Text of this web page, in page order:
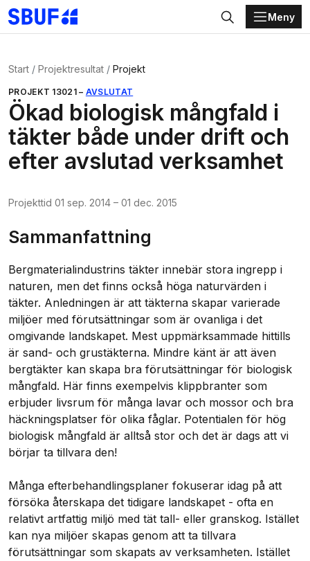
Gå direkt till huvudinnehållet
Sök
Meny
Start Projektresultat Projekt
PROJEKT 13021 – AVSLUTAT
Ökad biologisk mångfald i
täkter både under drift och
efter avslutad verksamhet
Projekttid 01 sep. 2014 – 01 dec. 2015
Sammanfattning
Bergmaterialindustrins täkter innebär stora ingrepp i
naturen, men det finns också höga naturvärden i
täkter. Anledningen är att täkterna skapar varierade
miljöer med förutsättningar som är ovanliga i det
omgivande landskapet. Mest uppmärksammade hittills
är sand- och grustäkterna. Mindre känt är att även
bergtäkter kan skapa bra förutsättningar för biologisk
mångfald. Här finns exempelvis klippbranter som
erbjuder livsrum för många lavar och mossor och bra
häckningsplatser för olika fåglar. Potentialen för hög
biologisk mångfald är alltså stor och det är dags att vi
börjar ta tillvara den!
Många efterbehandlingsplaner fokuserar idag på att
försöka återskapa det tidigare landskapet - ofta en
relativt artfattig miljö med tät tall- eller granskog. Istället
kan nya miljöer skapas genom att ta tillvara
förutsättningar som skapats av verksamheten. Istället